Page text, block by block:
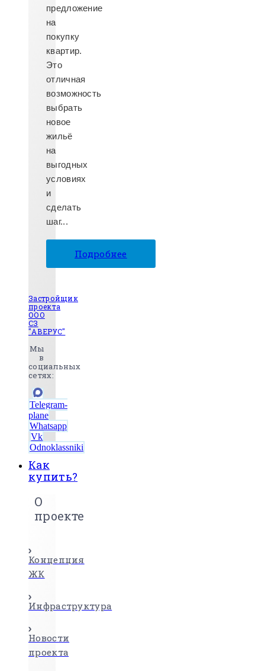
предложение
на
покупку
квартир.
Это
отличная
возможность
выбрать
новое
жильё
на
выгодных
условиях
и
сделать
шаг...
Подробнее
Застройщик
проекта
ООО
СЗ
"АВЕРУС"
Мы
в
социальных
сетях:
Telegram-
plane
Whatsapp
Vk
Odnoklassniki
Как
купить?
О
проекте
Концепция
ЖК
Инфраструктура
Новости
проекта